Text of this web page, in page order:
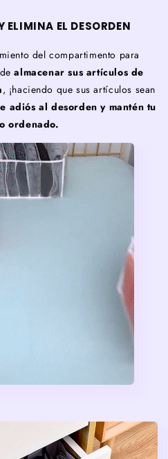
ELIMINA EL DESORDEN
del compartimento para
almacenar sus artículos de
, ¡haciendo que sus artículos sean
adiós al desorden y mantén tu
ordenado.